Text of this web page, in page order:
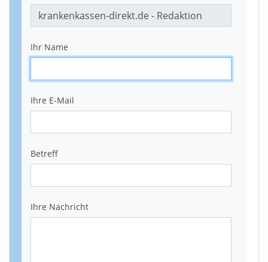
Ihr Name
Ihre E-Mail
Betreff
Ihre Nachricht